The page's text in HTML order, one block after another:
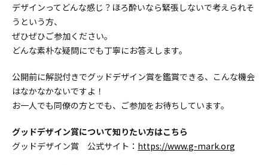
デザインってどんな感じ？ほろ酔いなら緊張しないで考えられそ
うという方、
ぜひぜひご参加ください。
どんな素朴な疑問にでも丁寧にお答えします。
公開前に解説付きでグッドデザイン賞を鑑賞できる、こんな機会
はなかなかないですよ！
お一人でも同僚の方とでも、ご参加をお待ちしています。
グッドデザイン賞について知りたい方はこちら
グッドデザイン賞 公式サイト： https://www.g-mark.org